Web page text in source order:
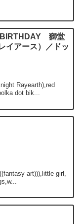
獅堂
イアース）／ドッ
Rayearth),red
dot bik...
art))),little girl,